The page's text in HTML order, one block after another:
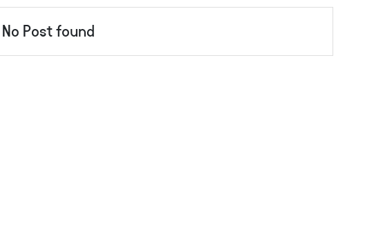
No Post found